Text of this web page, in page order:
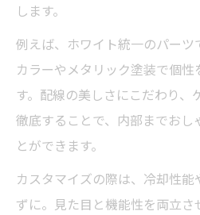
します。
例えば、ホワイト統一のパーツ
カラーやメタリック塗装で個
す。配線の美しさにこだわり、
徹底することで、内部までおし
とができます。
カスタマイズの際は、冷却性
ずに。見た目と機能性を両立